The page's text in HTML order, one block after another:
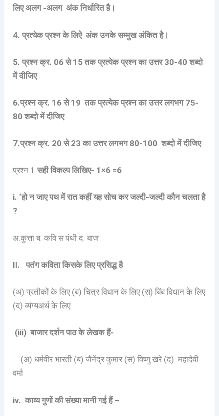
लिए अलग -अलग अंक निर्धारित है।
4. प्रत्येक प्रश्न के लिऐ अंक उनके सम्मुख अंकित है।
5. प्रश्न क्र. 06 से 15 तक प्रत्येक प्रश्न का उत्तर 30-40 शब्दो
में दीजिए
6.प्रश्न क्र. 16 से 19 तक प्रत्येक प्रश्न का उत्तर लगभग 75-
80 शब्दो में दीजिए
7.प्रश्न क्र. 20 से 23 का उत्तर लगभग 80-100 शब्दो में दीजिए
प्रश्न 1सही विकल्प लिखिए- 1×6 =6
i. ‘हो न जाए पथ में रात कहीं यह सोच कर जल्दी-जल्दी कौन चलता है
?
अ.कुत्ता ब. कवि स पंथी द. बाज
II. पतंग कविता किसके लिए प्रसिद्ध है
(अ) प्रतीकों के लिए (ब) चित्र विधान के लिए (स) बिंब विधान के लिए
(द) व्यंग्यअर्थ के लिए
(iii) बाजार दर्शन पाठ के लेखक हैं-
(अ) धर्मवीर भारती (ब) जैनेंद्र कुमार (स) विष्णु खरे (द) महादेवी
वर्मा
iv. काव्य गुणों की संख्या मानी गई हैं –